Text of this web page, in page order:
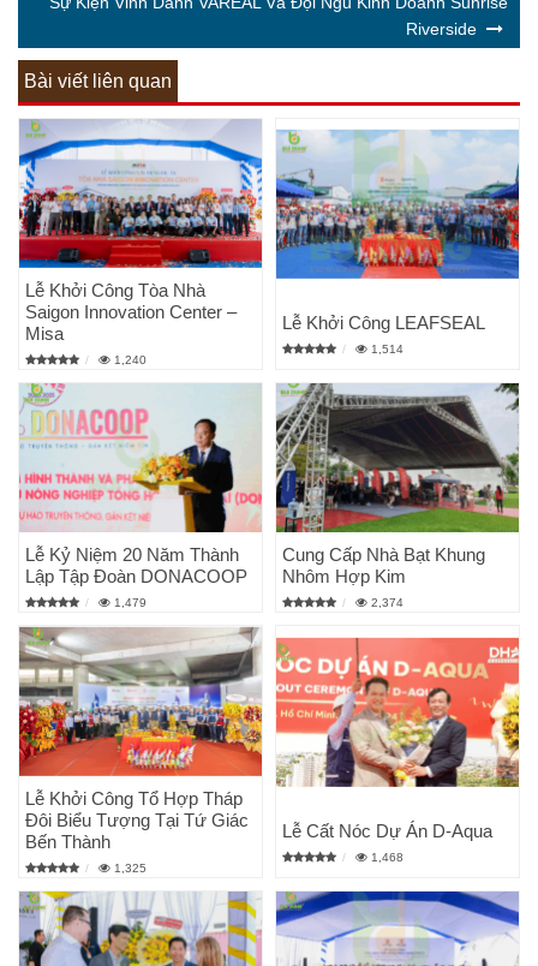
Riverside
Bài viết liên quan
Lễ Khởi Công Tòa Nhà
Saigon Innovation Center –
Misa
1,240
Lễ Khởi Công LEAFSEAL
1,514
Lễ Kỷ Niệm 20 Năm Thành
Lập Tập Đoàn DONACOOP
1,479
Cung Cấp Nhà Bạt Khung
Nhôm Hợp Kim
2,374
Lễ Khởi Công Tổ Hợp Tháp
Đôi Biểu Tượng Tại Tứ Giác
Bến Thành
1,325
Lễ Cất Nóc Dự Án D-Aqua
1,468